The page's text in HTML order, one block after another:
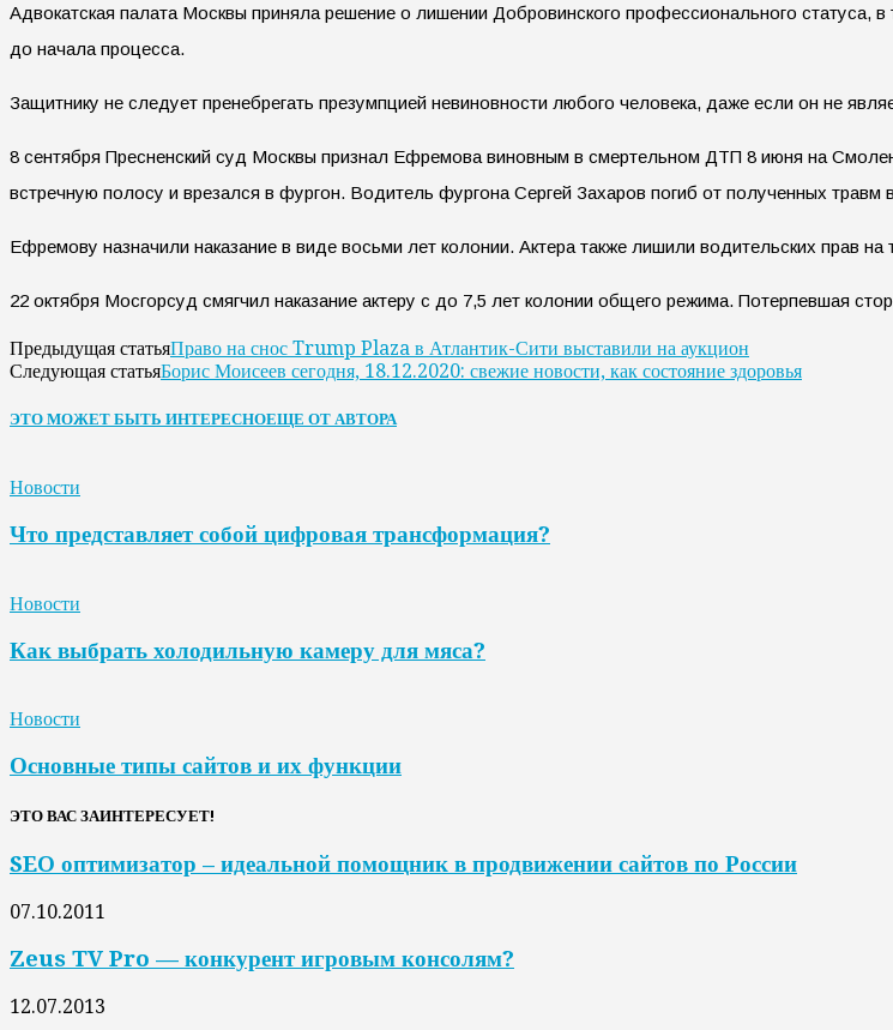
Адвокатская палата Москвы приняла решение о лишении Добровинского профессионального
до начала процесса.
Защитнику не следует пренебрегать презумпцией невиновности любого человека, даже если он не
8 сентября Пресненский суд Москвы признал Ефремова виновным в смертельном ДТП 8 июня на
встречную полосу и врезался в фургон. Водитель фургона Сергей Захаров погиб от полученных травм
Ефремову назначили наказание в виде восьми лет колонии. Актера также лишили водительских прав
22 октября Мосгорсуд смягчил наказание актеру с до 7,5 лет колонии общего режима. Потерпевшая
Предыдущая статьяПраво на снос Trump Plaza в Атлантик-Сити выставили на аукцион
Следующая статьяБорис Моисеев сегодня, 18.12.2020: свежие новости, как состояние здоровья
ЭТО МОЖЕТ БЫТЬ ИНТЕРЕСНОЕЩЕ ОТ АВТОРА
Новости
Что представляет собой цифровая трансформация?
Новости
Как выбрать холодильную камеру для мяса?
Новости
Основные типы сайтов и их функции
ЭТО ВАС ЗАИНТЕРЕСУЕТ!
SEO оптимизатор – идеальной помощник в продвижении сайтов по России
07.10.2011
Zeus TV Pro — конкурент игровым консолям?
12.07.2013